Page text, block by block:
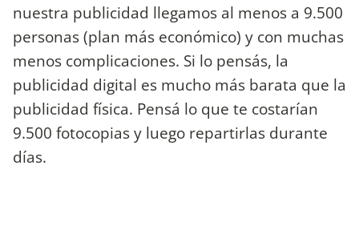
nuestra publicidad llegamos al menos a 9.500
personas (plan más económico) y con muchas
menos complicaciones. Si lo pensás, la
publicidad digital es mucho más barata que la
publicidad física. Pensá lo que te costarían
9.500 fotocopias y luego repartirlas durante
días.